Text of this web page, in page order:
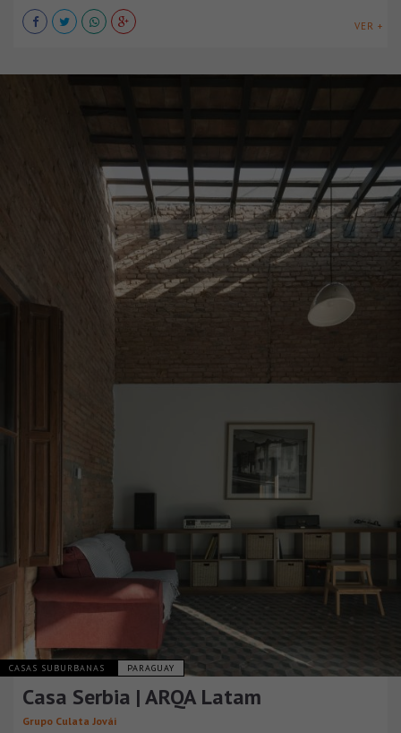
VER +
CASAS SUBURBANAS PARAGUAY
Casa Serbia | ARQA Latam
Grupo Culata Jovái